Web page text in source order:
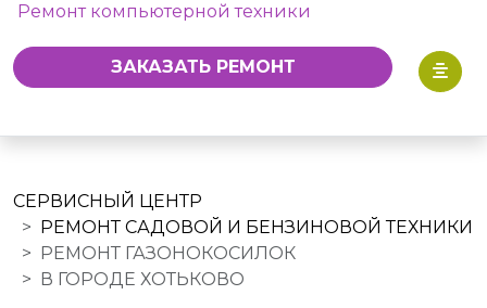
Ремонт компьютерной техники
ЗАКАЗАТЬ РЕМОНТ
СЕРВИСНЫЙ ЦЕНТР
РЕМОНТ САДОВОЙ И БЕНЗИНОВОЙ ТЕХНИКИ
РЕМОНТ ГАЗОНОКОСИЛОК
В ГОРОДЕ ХОТЬКОВО